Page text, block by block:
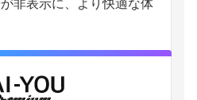
非表示に、より快適な体